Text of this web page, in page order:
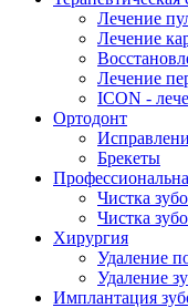
Лечение
Лечение
Лечение
ICON -
Ортодонт
Брекеты
Чистка
Чистка
Хирургия
Удаление
Удаление
Имплантация